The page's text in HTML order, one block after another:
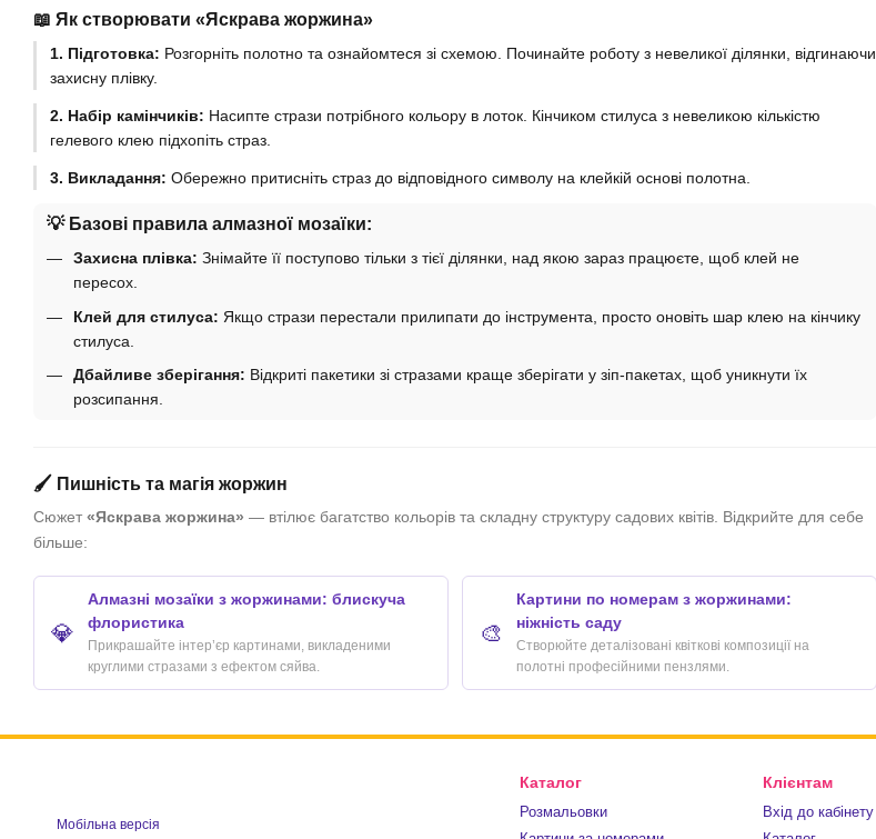
📖 Як створювати «Яскрава жоржина»
1. Підготовка: Розгорніть полотно та ознайомтеся зі схемою. Починайте роботу з невеликої ділянки, відгинаючи
захисну плівку.
2. Набір камінчиків: Насипте стрази потрібного кольору в лоток. Кінчиком стилуса з невеликою кількістю
гелевого клею підхопіть страз.
3. Викладання: Обережно притисніть страз до відповідного символу на клейкій основі полотна.
💡 Базові правила алмазної мозаїки:
Захисна плівка: Знімайте її поступово тільки з тієї ділянки, над якою зараз працюєте, щоб клей не
пересох.
Клей для стилуса: Якщо стрази перестали прилипати до інструмента, просто оновіть шар клею на кінчику
стилуса.
Дбайливе зберігання: Відкриті пакетики зі стразами краще зберігати у зіп-пакетах, щоб уникнути їх
розсипання.
🖌️ Пишність та магія жоржин
Сюжет «Яскрава жоржина» — втілює багатство кольорів та складну структуру садових квітів. Відкрийте для себе
більше:
💎
Алмазні мозаїки з жоржинами: блискуча
флористика
Прикрашайте інтер’єр картинами, викладеними
круглими стразами з ефектом сяйва.
🎨
Картини по номерам з жоржинами:
ніжність саду
Створюйте деталізовані квіткові композиції на
полотні професійними пензлями.
Мобільна версія
Каталог
Розмальовки
Клієнтам
Вхід до кабінету